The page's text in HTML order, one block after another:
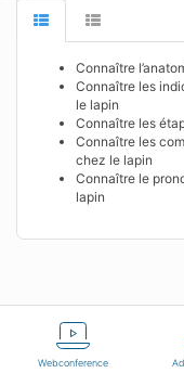
Webconference
Connaître
Connaître les
le lapin
Connaître les
Connaître les
chez le lapin
Connaître le
lapin
English